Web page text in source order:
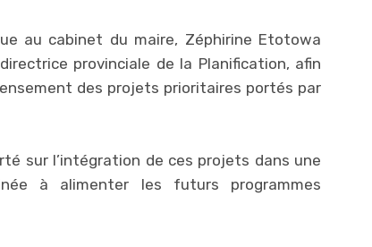
au cabinet du maire, Zéphirine Etotowa
provinciale de la Planification, afin
des projets prioritaires portés par
sur l’intégration de ces projets dans une
à alimenter les futurs programmes